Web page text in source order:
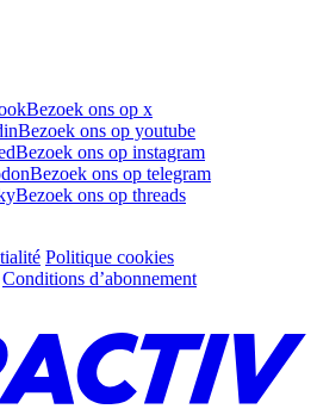
Bezoek ons op x
Bezoek ons op youtube
Bezoek ons op instagram
Bezoek ons op telegram
Bezoek ons op threads
Politique cookies
Conditions d’abonnement